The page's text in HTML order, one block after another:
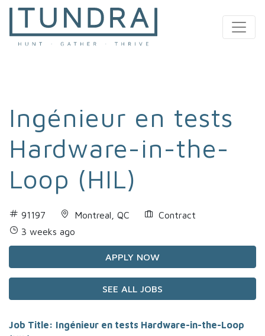
MAIN NAVIGATION
Ingénieur en tests
Hardware-in-the-
Loop (HIL)
91197 Montreal, QC
Contract
3 weeks ago
APPLY NOW
SEE ALL JOBS
Job Title: Ingénieur en tests Hardware-in-the-Loop